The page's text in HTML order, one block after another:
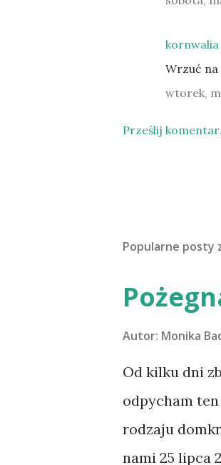
kornwalia
Wrzuć na
wtorek,
Prześlij
Popularne posty
Autor: Monika
Od kilku dni
odpycham ten
rodzaju
nami 25 lipca